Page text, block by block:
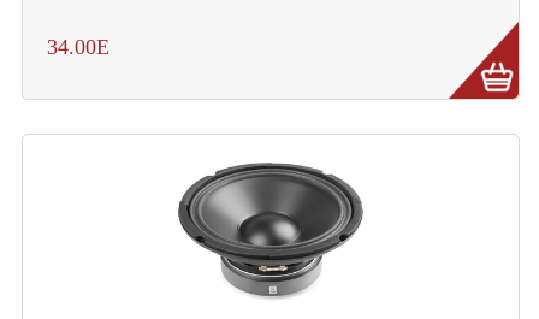
Enceintes Monitoring
Filtres Actifs, Correcteurs
Haut-Parleurs Moteurs Tweeters Filtres
34.00E